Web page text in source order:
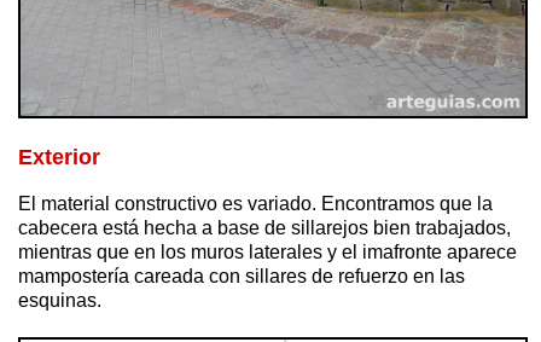
Exterior
El material constructivo es variado. Encontramos que la
cabecera está hecha a base de sillarejos bien trabajados,
mientras que en los muros laterales y el imafronte aparece
mampostería careada con sillares de refuerzo en las
esquinas.